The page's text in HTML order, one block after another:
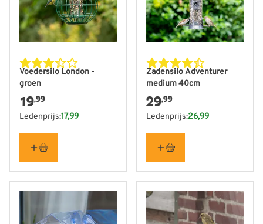
Voedersilo London -
groen
19,99
Ledenprijs:17,99
Zadensilo Adventurer
medium 40cm
29,99
Ledenprijs:26,99